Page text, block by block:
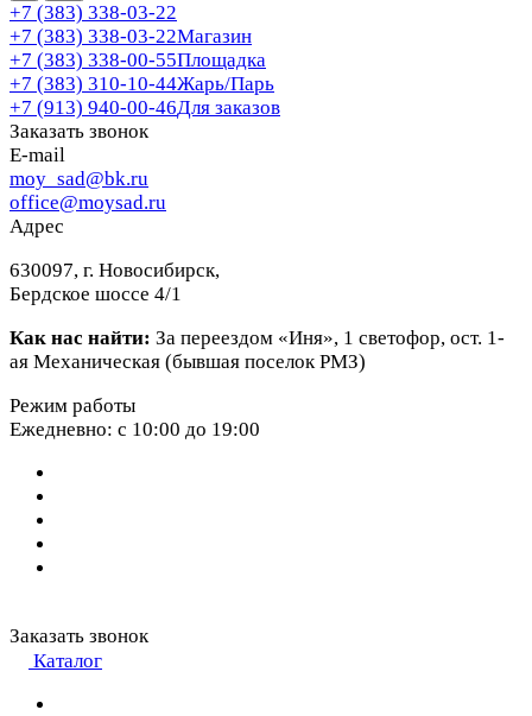
+7 (383) 338-03-22
+7 (383) 338-03-22Магазин
+7 (383) 338-00-55Площадка
+7 (383) 310-10-44Жарь/Парь
+7 (913) 940-00-46Для заказов
Заказать звонок
E-mail
moy_sad@bk.ru
office@moysad.ru
Адрес
630097, г. Новосибирск,
Бердское шоссе 4/1
Как нас найти: За переездом «Иня», 1 светофор, ост. 1-
ая Механическая (бывшая поселок РМЗ)
Режим работы
Ежедневно: с 10:00 до 19:00
Заказать звонок
Каталог